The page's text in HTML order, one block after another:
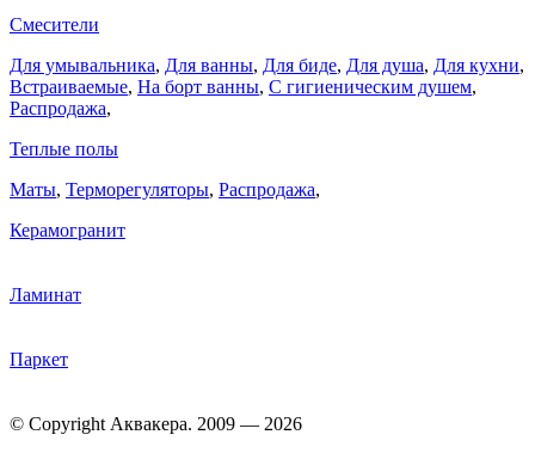
Смесители
Для умывальника, Для ванны, Для биде, Для душа, Для кухни,
Встраиваемые, На борт ванны, C гигиеническим душем,
Распродажа,
Теплые полы
Маты, Терморегуляторы, Распродажа,
Керамогранит
Ламинат
Паркет
© Copyright Аквакера. 2009 — 2026